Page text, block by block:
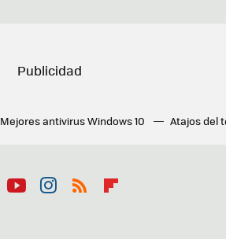
Mejores antivirus Windows 10 Atajos del